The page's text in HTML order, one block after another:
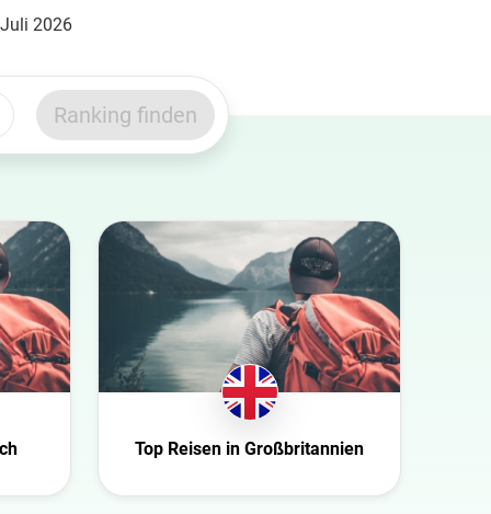
2026
Ranking finden
Top Reisen in Großbritannien